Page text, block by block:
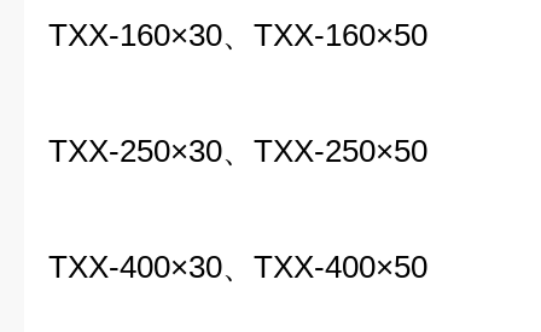
TXX-160×30、 TXX-160×50
TXX-250×30、 TXX-250×50
TXX-400×30、 TXX-400×50